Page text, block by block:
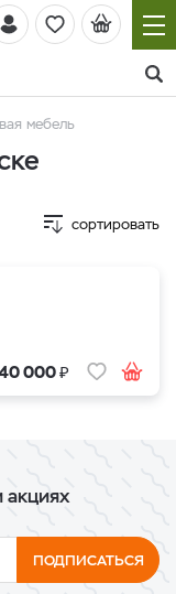
мебель
сортировать
000₽
акциях
ПОДПИСАТЬСЯ